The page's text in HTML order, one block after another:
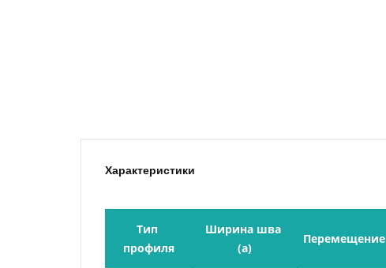
Характеристики
Тип
профиля
Ширина шва
(a)
Перемещение